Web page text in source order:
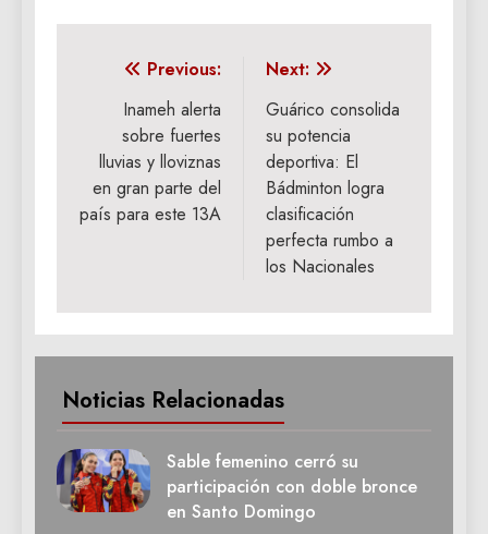
Navegación
entradas
Previous:
Inameh alerta
sobre fuertes
lluvias y lloviznas
en gran parte del
país para este 13A
Next:
Guárico consolida
su potencia
deportiva: El
Bádminton logra
clasificación
perfecta rumbo a
los Nacionales
Noticias Relacionadas
Sable femenino cerró su
participación con doble bronce
en Santo Domingo